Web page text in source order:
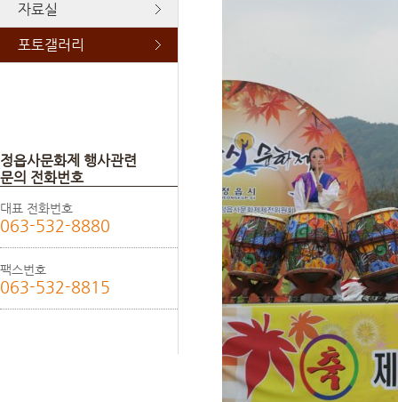
자료실
포토갤러리
정읍사문화제 행사관련
문의 전화번호
대표 전화번호
063-532-8880
팩스번호
063-532-8815